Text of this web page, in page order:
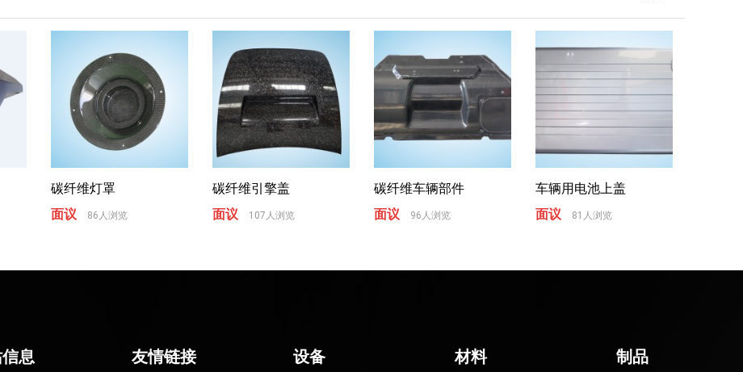
碳纤维灯罩
面议
86人浏览
碳纤维引擎盖
面议
107人浏览
碳纤维车辆部件
面议
96人浏览
车辆用电池上盖
面议
81人浏览
息 友情链接 设备 材料 制品